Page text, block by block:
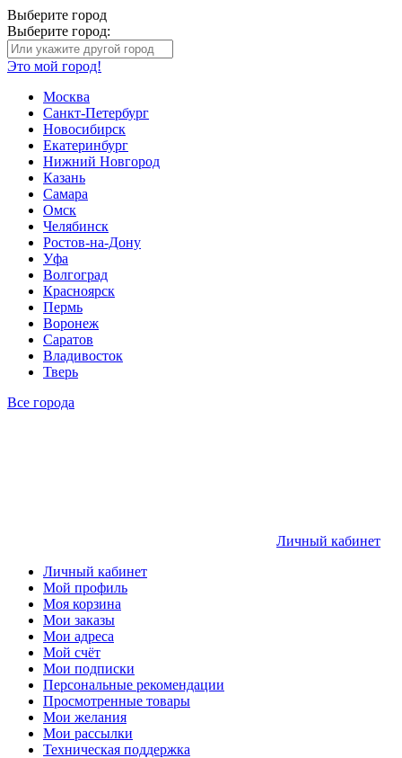
Выберите город
Выберите город:
Это мой город!
Москва
Санкт-Петербург
Новосибирск
Екатеринбург
Нижний Новгород
Казань
Самара
Омск
Челябинск
Ростов-на-Дону
Уфа
Волгоград
Красноярск
Пермь
Воронеж
Саратов
Владивосток
Тверь
Все города
Личный кабинет
Личный кабинет
Мой профиль
Моя корзина
Мои заказы
Мои адреса
Мой счёт
Мои подписки
Персональные рекомендации
Просмотренные товары
Мои желания
Мои рассылки
Техническая поддержка